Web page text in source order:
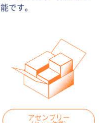
能です。
アセンブリー